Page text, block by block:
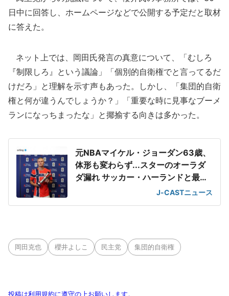
日中に回答し、ホームページなどで公開する予定だと取材
に答えた。
ネット上では、岡田氏発言の真意について、「むしろ
『制限しろ』という議論」「個別的自衛権でと言ってるだ
けだろ」と理解を示す声もあった。しかし、「集団的自衛
権と何が違うんでしょうか？」「重要な時に見事なブーメ
ランになっちまったな」と揶揄する向きは多かった。
元NBAマイケル・ジョーダン63歳、
体形も変わらず...スターのオーラダ
ダ漏れ サッカー・ハーランドと最強
J-CASTニュース
岡田克也 櫻井よしこ 民主党 集団的自衛権